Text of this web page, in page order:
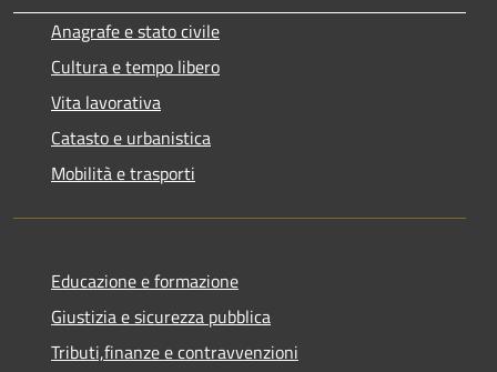
Anagrafe e stato civile
Cultura e tempo libero
Vita lavorativa
Catasto e urbanistica
Mobilità e trasporti
Educazione e formazione
Giustizia e sicurezza pubblica
Tributi,finanze e contravvenzioni